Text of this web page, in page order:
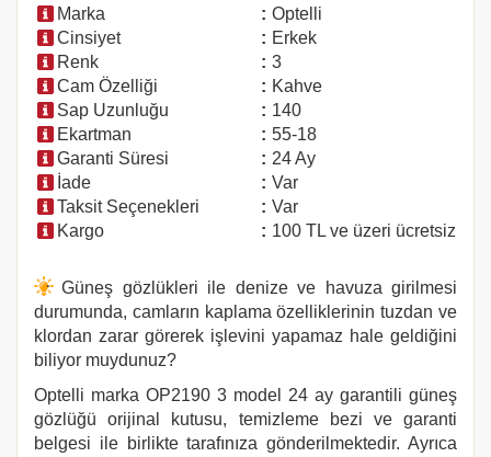
Marka
: Optelli
Cinsiyet
: Erkek
Renk
: 3
Cam Özelliği
: Kahve
Sap Uzunluğu
: 140
Ekartman
: 55-18
Garanti Süresi
: 24 Ay
İade
: Var
Taksit Seçenekleri
: Var
Kargo
: 100 TL ve üzeri ücretsiz
Güneş gözlükleri ile denize ve havuza girilmesi
durumunda, camların kaplama özelliklerinin tuzdan ve
klordan zarar görerek işlevini yapamaz hale geldiğini
biliyor muydunuz?
Optelli marka OP2190 3 model 24 ay garantili güneş
gözlüğü orijinal kutusu, temizleme bezi ve garanti
belgesi ile birlikte tarafınıza gönderilmektedir. Ayrıca